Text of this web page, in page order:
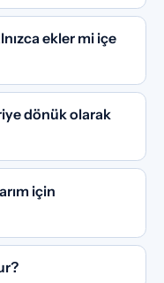
ekler mi içe
dönük olarak
için